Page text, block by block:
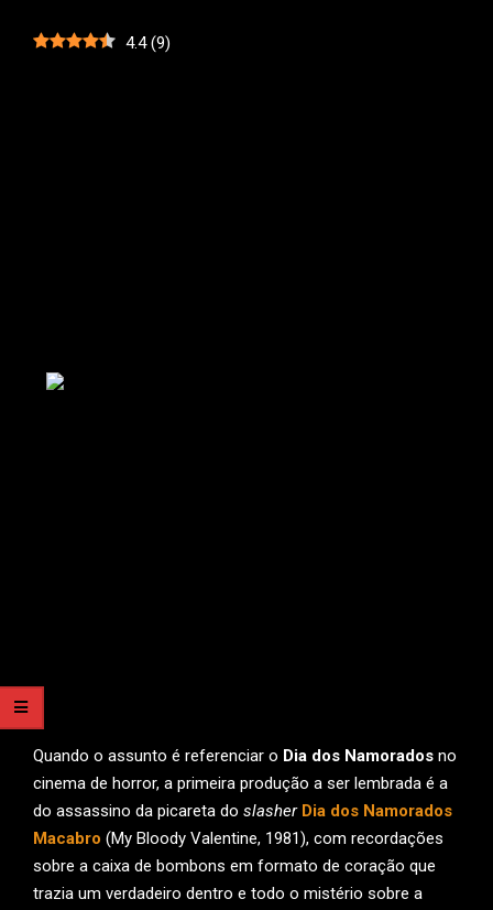
4.4 (9)
Quando o assunto é referenciar o Dia dos Namorados no
cinema de horror, a primeira produção a ser lembrada é a
do assassino da picareta do slasher Dia dos Namorados
Macabro (My Bloody Valentine, 1981), com recordações
sobre a caixa de bombons em formato de coração que
trazia um verdadeiro dentro e todo o mistério sobre a